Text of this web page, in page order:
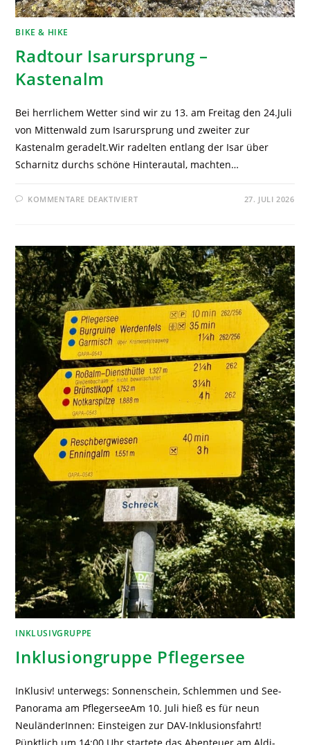
BIKE & HIKE
Radtour Isarursprung –
Kastenalm
Bei herrlichem Wetter sind wir zu 13. am Freitag den 24.Juli
von Mittenwald zum Isarursprung und zweiter zur
Kastenalm geradelt.Wir radelten entlang der Isar über
Scharnitz durchs schöne Hinterautal, machten…
KOMMENTARE DEAKTIVIERT 27. JULI 2026
INKLUSIVGRUPPE
Inklusiongruppe Pflegersee
InKlusiv! unterwegs: Sonnenschein, Schlemmen und See-
Panorama am PflegerseeAm 10. Juli hieß es für neun
NeuländerInnen: Einsteigen zur DAV-Inklusionsfahrt!
Pünktlich um 14:00 Uhr startete das Abenteuer am Aldi-